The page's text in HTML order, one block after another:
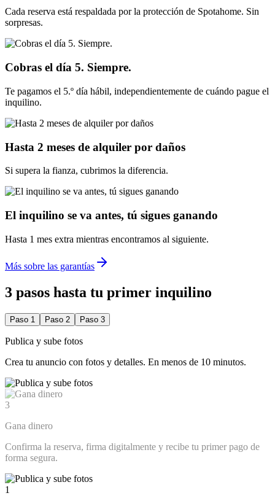
Cada reserva está respaldada por la protección de Spotahome. Sin
sorpresas.
Cobras el día 5. Siempre.
Te pagamos el 5.º día hábil, independientemente de cuándo pague el
inquilino.
Hasta 2 meses de alquiler por daños
Si supera la fianza, cubrimos la diferencia.
El inquilino se va antes, tú sigues ganando
Hasta 1 mes extra mientras encontramos al siguiente.
Más sobre las garantías
3 pasos hasta tu primer inquilino
Paso 1 Paso 2 Paso 3
Publica y sube fotos
Crea tu anuncio con fotos y detalles. En menos de 10 minutos.
3
Gana dinero
Confirma la reserva, firma digitalmente y recibe tu primer pago de
forma segura.
1